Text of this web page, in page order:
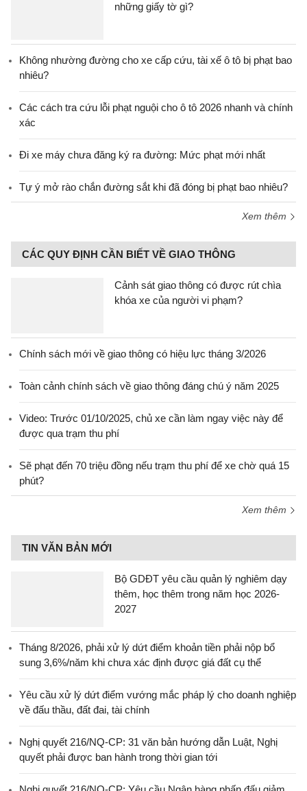
những giấy tờ gì?
Không nhường đường cho xe cấp cứu, tài xế ô tô bị phạt bao
nhiêu?
Các cách tra cứu lỗi phạt nguội cho ô tô 2026 nhanh và chính
xác
Đi xe máy chưa đăng ký ra đường: Mức phạt mới nhất
Tự ý mở rào chắn đường sắt khi đã đóng bị phạt bao nhiêu?
Xem thêm
CÁC QUY ĐỊNH CẦN BIẾT VỀ GIAO THÔNG
Cảnh sát giao thông có được rút chìa
khóa xe của người vi phạm?
Chính sách mới về giao thông có hiệu lực tháng 3/2026
Toàn cảnh chính sách về giao thông đáng chú ý năm 2025
Video: Trước 01/10/2025, chủ xe cần làm ngay việc này để
được qua trạm thu phí
Sẽ phạt đến 70 triệu đồng nếu trạm thu phí để xe chờ quá 15
phút?
Xem thêm
TIN VĂN BẢN MỚI
Bộ GDĐT yêu cầu quản lý nghiêm dạy
thêm, học thêm trong năm học 2026-
2027
Tháng 8/2026, phải xử lý dứt điểm khoản tiền phải nộp bổ
sung 3,6%/năm khi chưa xác định được giá đất cụ thể
Yêu cầu xử lý dứt điểm vướng mắc pháp lý cho doanh nghiệp
về đấu thầu, đất đai, tài chính
Nghị quyết 216/NQ-CP: 31 văn bản hướng dẫn Luật, Nghị
quyết phải được ban hành trong thời gian tới